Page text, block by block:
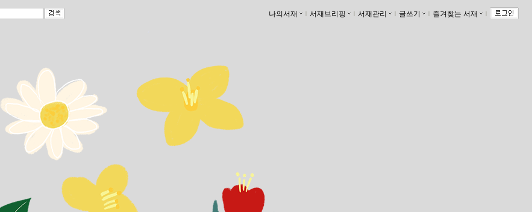
나의서재 ｌ 서재브리핑 ｌ 서재관리 ｌ 글쓰기 ｌ 즐겨찾는 서재 ｌ